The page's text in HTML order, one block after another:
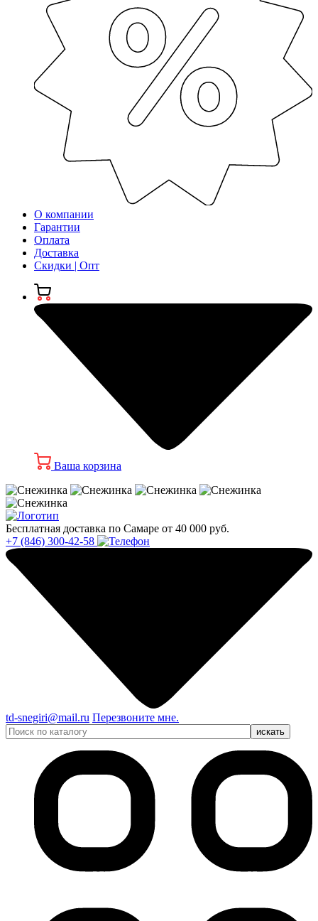
О компании
Гарантии
Оплата
Доставка
Скидки | Опт
Ваша корзина
Бесплатная доставка по Самаре от 40 000 руб.
+7 (846) 300-42-58
td-snegiri@mail.ru Перезвоните мне.